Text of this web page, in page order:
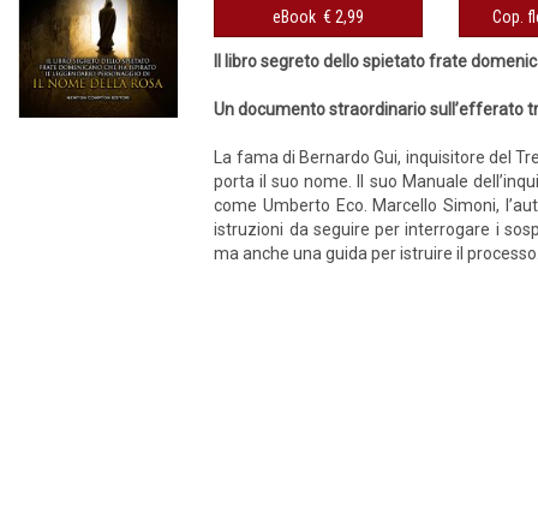
eBook € 2,99
Il libro segreto dello spietato frate
Un documento straordinario sull’efferato
La fama di Bernardo Gui, inquisitore del
porta il suo nome. Il suo Manuale
come Umberto Eco. Marcello Simoni,
istruzioni da seguire per interrogare i
ma anche una guida per istruire il